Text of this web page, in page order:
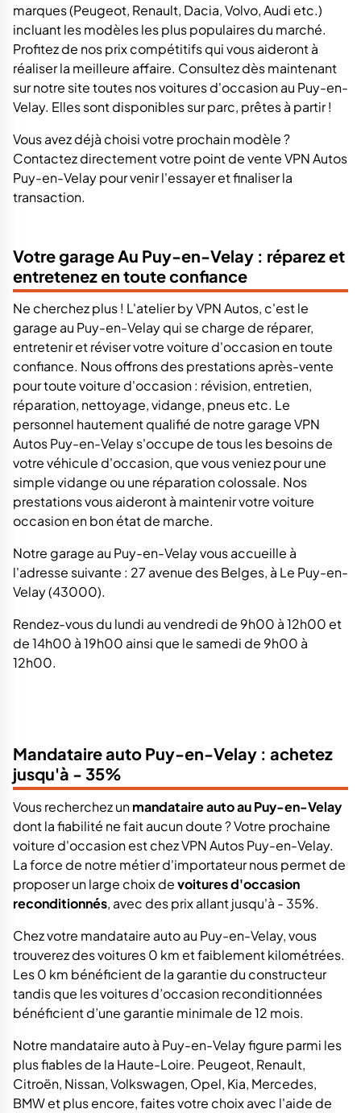
marques (Peugeot, Renault, Dacia, Volvo, Audi etc.)
incluant les modèles les plus populaires du marché.
Profitez de nos prix compétitifs qui vous aideront à
réaliser la meilleure affaire. Consultez dès maintenant
sur notre site toutes nos voitures d'occasion au Puy-en-
Velay. Elles sont disponibles sur parc, prêtes à partir !
Vous avez déjà choisi votre prochain modèle ?
Contactez directement votre point de vente VPN Autos
Puy-en-Velay pour venir l'essayer et finaliser la
transaction.
Votre garage Au Puy-en-Velay : réparez et
entretenez en toute confiance
Ne cherchez plus ! L'atelier by VPN Autos, c'est le
garage au Puy-en-Velay qui se charge de réparer,
entretenir et réviser votre voiture d'occasion en toute
confiance. Nous offrons des prestations après-vente
pour toute voiture d'occasion : révision, entretien,
réparation, nettoyage, vidange, pneus etc. Le
personnel hautement qualifié de notre garage VPN
Autos Puy-en-Velay s'occupe de tous les besoins de
votre véhicule d'occasion, que vous veniez pour une
simple vidange ou une réparation colossale. Nos
prestations vous aideront à maintenir votre voiture
occasion en bon état de marche.
Notre garage au Puy-en-Velay vous accueille à
l'adresse suivante : 27 avenue des Belges, à Le Puy-en-
Velay (43000).
Rendez-vous du lundi au vendredi de 9h00 à 12h00 et
de 14h00 à 19h00 ainsi que le samedi de 9h00 à
12h00.
Mandataire auto Puy-en-Velay : achetez
jusqu'à - 35%
Vous recherchez unmandataire auto au Puy-en-Velay
dont la fiabilité ne fait aucun doute ? Votre prochaine
voiture d'occasion est chez VPN Autos Puy-en-Velay.
La force de notre métier d'importateur nous permet de
proposer un large choix devoitures d'occasion
reconditionnés, avec des prix allant jusqu'à - 35%.
Chez votre mandataire auto au Puy-en-Velay, vous
trouverez des voitures 0 km et faiblement kilométrées.
Les 0 km bénéficient de la garantie du constructeur
tandis que les voitures d’occasion reconditionnées
bénéficient d’une garantie minimale de 12 mois.
Notre mandataire auto à Puy-en-Velay figure parmi les
plus fiables de la Haute-Loire. Peugeot, Renault,
Citroën, Nissan, Volkswagen, Opel, Kia, Mercedes,
BMW et plus encore, faites votre choix avec l'aide de